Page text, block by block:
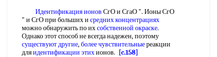
Идентификация ионов СгО и СгаО ". Ионы СгО
" и СгО при больших и средних концентрациях
можно обнаружить по ихсобственной окраске.
Однако этот способ не всегда надежен, поэтому
существуют другие,более чувствительныереакции
дляидентификации этихионов.
[c.158]